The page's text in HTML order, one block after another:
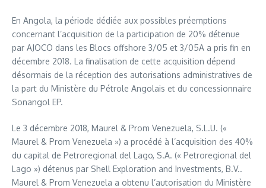
En Angola, la période dédiée aux possibles préemptions
concernant l’acquisition de la participation de 20% détenue
par AJOCO dans les Blocs offshore 3/05 et 3/05A a pris fin en
décembre 2018. La finalisation de cette acquisition dépend
désormais de la réception des autorisations administratives de
la part du Ministère du Pétrole Angolais et du concessionnaire
Sonangol EP.
Le 3 décembre 2018, Maurel & Prom Venezuela, S.L.U. («
Maurel & Prom Venezuela ») a procédé à l’acquisition des 40%
du capital de Petroregional del Lago, S.A. (« Petroregional del
Lago ») détenus par Shell Exploration and Investments, B.V..
Maurel & Prom Venezuela a obtenu l’autorisation du Ministère